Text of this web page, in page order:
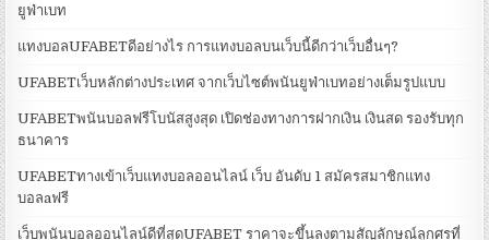
ยูฟ่าเบท
แทงบอลUFABETดีอย่างไร การแทงบอลบนเว็บนี้ดีกว่าเว็บอื่นๆ?
UFABETเว็บหลักต่างประเทศ จากเว็บไซต์พนันยูฟ่าเบทอย่างเต็มรูปแบบ
UFABETพนันบอลฟรีโบนัสสูงสุด เปิดช่องทางการฝากเงิน เงินสด รองรับทุก
ธนาคาร
UFABETทางเข้าเว็บแทงบอลออนไลน์ เว็บ อันดับ 1 สมัครสมาชิกแทง
บอลaฟรี
เว็บพนันบอลออนไลน์ดีที่สุดUFABET ราคาจะขึ้นลงตามสัญลักษณ์ลูกศรที่